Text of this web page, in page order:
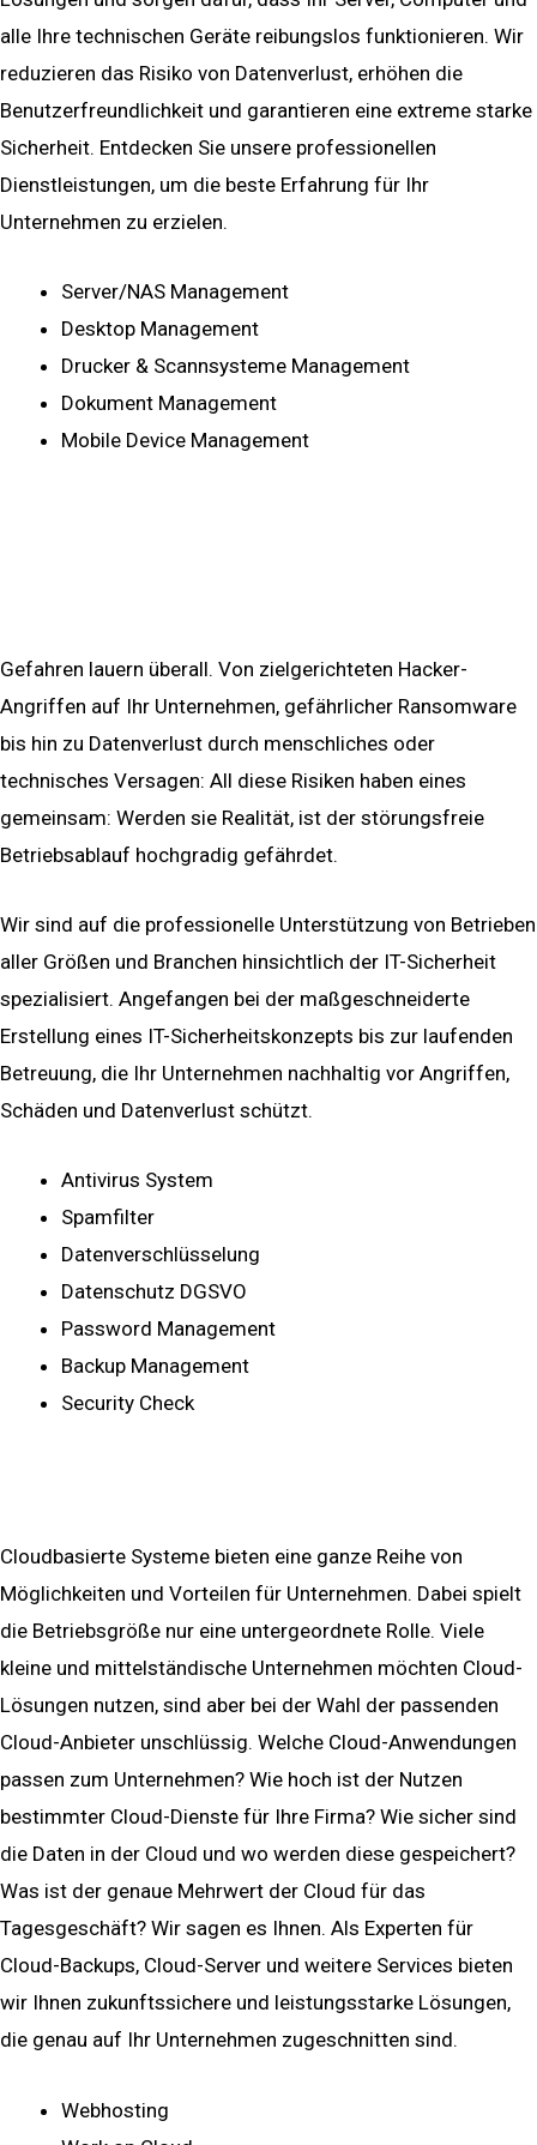
alle Ihre technischen Geräte reibungslos funktionieren. Wir
reduzieren das Risiko von Datenverlust, erhöhen die
Benutzerfreundlichkeit und garantieren eine extreme starke
Sicherheit. Entdecken Sie unsere professionellen
Dienstleistungen, um die beste Erfahrung für Ihr
Unternehmen zu erzielen.
Server/NAS Management
Desktop Management
Drucker & Scannsysteme Management
Dokument Management
Mobile Device Management
Gefahren lauern überall. Von zielgerichteten Hacker-
Angriffen auf Ihr Unternehmen, gefährlicher Ransomware
bis hin zu Datenverlust durch menschliches oder
technisches Versagen: All diese Risiken haben eines
gemeinsam: Werden sie Realität, ist der störungsfreie
Betriebsablauf hochgradig gefährdet.
Wir sind auf die professionelle Unterstützung von Betrieben
aller Größen und Branchen hinsichtlich der IT-Sicherheit
spezialisiert. Angefangen bei der maßgeschneiderte
Erstellung eines IT-Sicherheitskonzepts bis zur laufenden
Betreuung, die Ihr Unternehmen nachhaltig vor Angriffen,
Schäden und Datenverlust schützt.
Antivirus System
Spamfilter
Datenverschlüsselung
Datenschutz DGSVO
Password Management
Backup Management
Security Check
Cloudbasierte Systeme bieten eine ganze Reihe von
Möglichkeiten und Vorteilen für Unternehmen. Dabei spielt
die Betriebsgröße nur eine untergeordnete Rolle. Viele
kleine und mittelständische Unternehmen möchten Cloud-
Lösungen nutzen, sind aber bei der Wahl der passenden
Cloud-Anbieter unschlüssig. Welche Cloud-Anwendungen
passen zum Unternehmen? Wie hoch ist der Nutzen
bestimmter Cloud-Dienste für Ihre Firma? Wie sicher sind
die Daten in der Cloud und wo werden diese gespeichert?
Was ist der genaue Mehrwert der Cloud für das
Tagesgeschäft? Wir sagen es Ihnen. Als Experten für
Cloud-Backups, Cloud-Server und weitere Services bieten
wir Ihnen zukunftssichere und leistungsstarke Lösungen,
die genau auf Ihr Unternehmen zugeschnitten sind.
Webhosting